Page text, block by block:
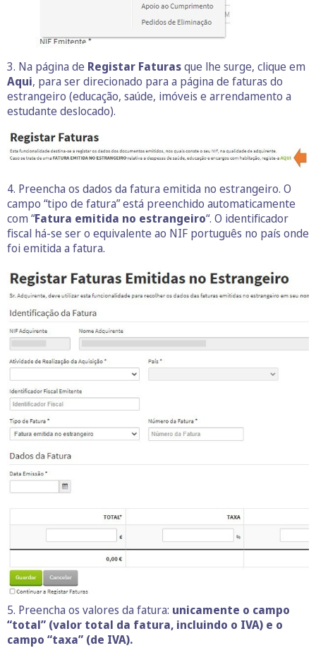
3. Na página de Registar Faturasque lhe surge, clique em
Aqui, para ser direcionado para a página de faturas do
estrangeiro (educação, saúde, imóveis e arrendamento a
estudante deslocado).
4. Preencha os dados da fatura emitida no estrangeiro. O
campo “tipo de fatura” está preenchido automaticamente
com “Fatura emitida no estrangeiro“. O identificador
fiscal há-se ser o equivalente ao NIF português no país onde
foi emitida a fatura.
5. Preencha os valores da fatura: unicamente o campo
“total” (valor total da fatura, incluindo o IVA) e o
campo “taxa” (de IVA).